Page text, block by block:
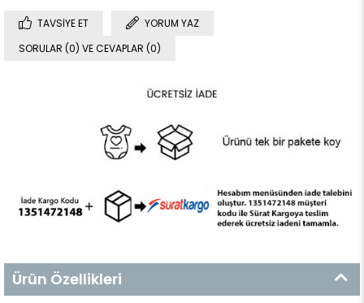
TAVSIYE ET
YORUM YAZ
SORULAR (0) VE CEVAPLAR (0)
Ürün Özellikleri